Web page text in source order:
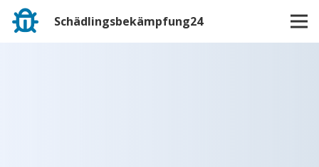
Schädlingsbekämpfung24